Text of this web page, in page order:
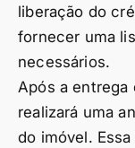
liberação do
fornecer uma
necessários.
Após a entrega
realizará uma
do imóvel.